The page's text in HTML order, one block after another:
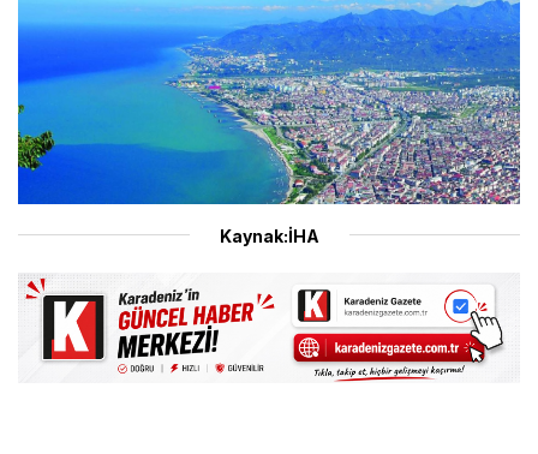
Kaynak:İHA